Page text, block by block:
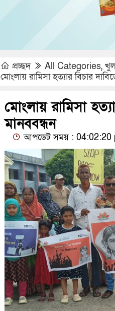
প্রচ্ছদ All Categories,
মোংলায় রামিসা হত্যার বিচার
মোংলায় রামিসা
মানববন্ধন
আপডেট সময় : 04:02:20